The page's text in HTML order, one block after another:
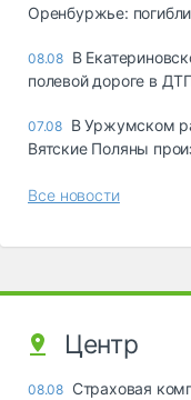
Оренбуржье:
08.08 В
полевой дороге в
07.08 В Уржумском
Вятские Поляны
Все новости
Центр
08.08 Страховая